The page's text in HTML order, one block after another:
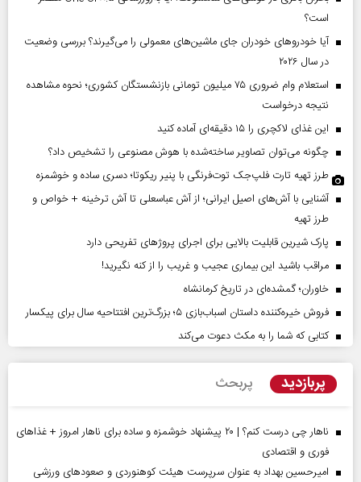
است؟
آیا خودروهای خودران جای ماشین‌های معمولی را می‌گیرند؟ بررسی وضعیت
در سال ۲۰۲۶
استعلام وام ضروری ۷۵ میلیون تومانی بازنشستگان کشوری؛ نحوه مشاهده
نتیجه درخواست
این غذای لاکچری را ۱۵ دقیقه‌ای آماده کنید
چگونه می‌توان تصاویر ساخته‌شده با هوش مصنوعی را تشخیص داد؟
طرز تهیه تارت فلپ‌جک توت‌فرنگی با پنیر ریکوتا؛ دسری ساده و خوشمزه
آشنایی با آش‌های اصیل ایرانی؛ از آش عباسعلی تا آش ترخینه + خواص و
طرز تهیه
پارک شیرین قابلیت‌ بالایی برای اجرای پروژهای تفریحی دارد
مراقب باشید این بیماری عجیب و غریب را از کنه نگیرید!
خاوران؛ گمشده‌ای در تاریخ کرمانشاه
فروش خیره‌کننده داستان اسباب‌بازی ۵؛ بزرگ‌ترین افتتاحیه سال برای پیکسار
کتابی که شما را به مکث دعوت می‌کند
پربازدید پربحث
ناهار چی درست کنم؟ | ۲۰ پیشنهاد خوشمزه و ساده برای ناهار امروز + غذاهای
فوری و اقتصادی
امیرحسین بهداد به عنوان سرپرست هیئت کوهنوردی و صعودهای ورزشی